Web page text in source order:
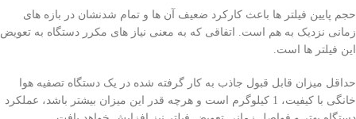
حجم پایین فیلتر ها باعث کارکرد ضعیف آن ها و تمام شدنشان در بازه های
زمانی نزدیک به هم است. اتفاقی که به معنی نیاز های مکرر دستگاه به تعویض
این فیلتر ها است.
حداقل میزان قابل قبول جاذب به کار گرفته شده در یک دستگاه تصفیه هوا
خانگی با کیفیت، 1 کیلوگرم است و هرچه قدر این میزان بیشتر باشد، عملکرد